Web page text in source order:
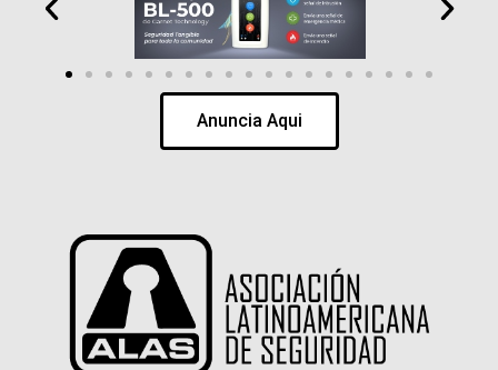
Anuncia Aqui